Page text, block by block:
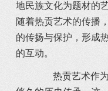
地民族文化为题材的
随着热贡艺术的传播
的传扬与保护，形成
的互动。
热贡艺术作为